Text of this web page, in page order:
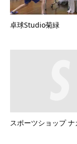
卓球Studio菊緑
スポーツショップ ナ